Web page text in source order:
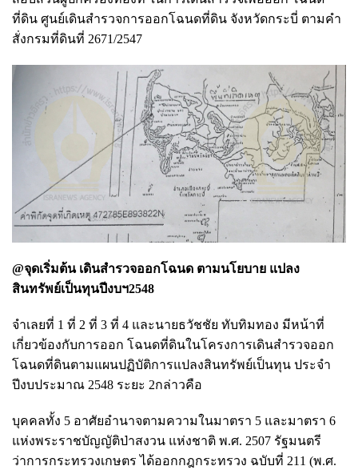
ที่ดิน ศูนย์เดินสํารวจการออกโฉนดที่ดิน จังหวัดกระบี่ ตามคํา
สั่งกรมที่ดินที่ 2671/2547
@จุดเริ่มต้น เดินสำรวจออกโฉนด ตามนโยบาย แปลง
สินทรัพย์เป็นทุนปีงบฯ2548
จําเลยที่ 1 ที่ 2 ที่ 3 ที่ 4 และนายธวัชชัย ทับทิมทอง มีหน้าที่
เกี่ยวข้องกับการออก โฉนดที่ดินในโครงการเดินสํารวจออก
โฉนดที่ดินตามแผนปฏิบัติการแปลงสินทรัพย์เป็นทุน ประจํา
ปีงบประมาณ 2548 ระยะ 2กล่าวคือ
บุคคลทั้ง 5 อาศัยอํานาจตามความในมาตรา 5 และมาตรา 6
แห่งพระราชบัญญัติป่าสงวน แห่งชาติ พ.ศ. 2507 รัฐมนตรี
ว่าการกระทรวงเกษตร ได้ออกกฎกระทรวง ฉบับที่ 211 (พ.ศ.